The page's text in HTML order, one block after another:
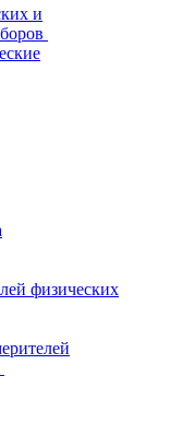
и
физических